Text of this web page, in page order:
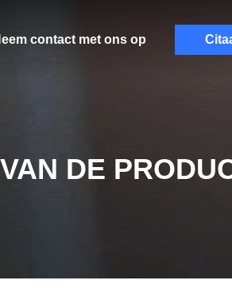
contact met ons op
DE